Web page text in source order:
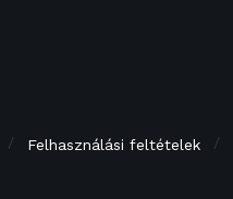
Felhasználási feltételek